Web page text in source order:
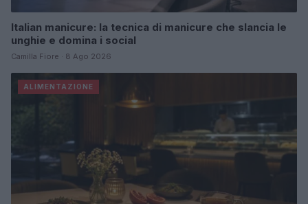
Italian manicure: la tecnica di manicure che slancia le
unghie e domina i social
Camilla Fiore · 8 Ago 2026
ALIMENTAZIONE